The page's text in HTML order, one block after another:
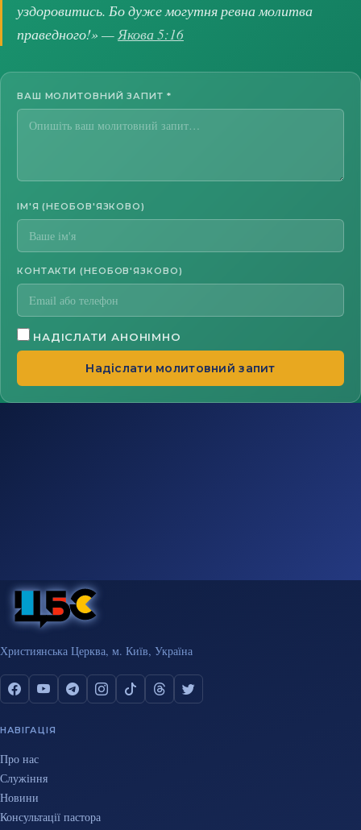
уздоровитись. Бо дуже могутня ревна молитва
праведного!» —Якова 5:16
ВАШ МОЛИТОВНИЙ ЗАПИТ *
ІМ'Я (НЕОБОВ'ЯЗКОВО)
КОНТАКТИ (НЕОБОВ'ЯЗКОВО)
НАДІСЛАТИ АНОНІМНО
Надіслати молитовний запит
Християнська Церква, м. Київ, Україна
НАВІГАЦІЯ
Про нас
Служіння
Новини
Консультації пастора